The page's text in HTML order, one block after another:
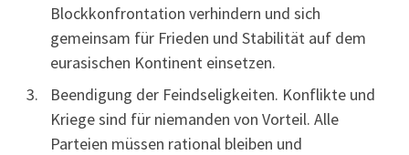
Blockkonfrontation verhindern und sich
gemeinsam für Frieden und Stabilität auf dem
eurasischen Kontinent einsetzen.
Beendigung der Feindseligkeiten. Konflikte und
Kriege sind für niemanden von Vorteil. Alle
Parteien müssen rational bleiben und